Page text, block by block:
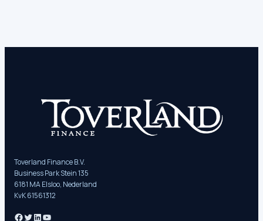
Toverland Finance B.V.
Business Park Stein 135
6181 MA Elsloo, Nederland
KvK 61561312